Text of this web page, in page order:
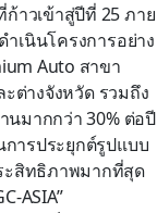
าวเข้าสู่ปีที่ 25 ภาย
เนินโครงการอย่าง
Auto สาขา
ต่างจังหวัด รวมถึง
นมากกว่า 30% ต่อปี
ารประยุกต์รูปแบบ
ะสิทธิภาพมากที่สุด
ASIA”